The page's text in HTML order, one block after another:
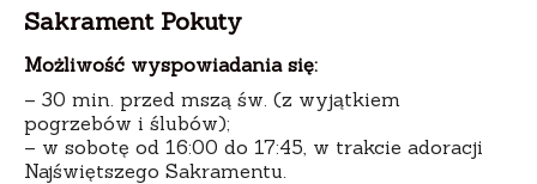
Sakrament Pokuty
Możliwość wyspowiadania się:
– 30 min. przed mszą św. (z wyjątkiem
pogrzebów i ślubów);
– w sobotę od 16:00 do 17:45, w trakcie adoracji
Najświętszego Sakramentu.